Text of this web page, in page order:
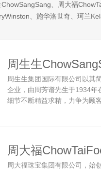
ChowSangSang、周大福
、施华洛世奇、珂兰
周生生
周生生集团国际有限公司以其
企业，由周芳谱先生于1934年
细节不断精益求精，力争为顾
周大福
周大福珠宝集团有限公司，始